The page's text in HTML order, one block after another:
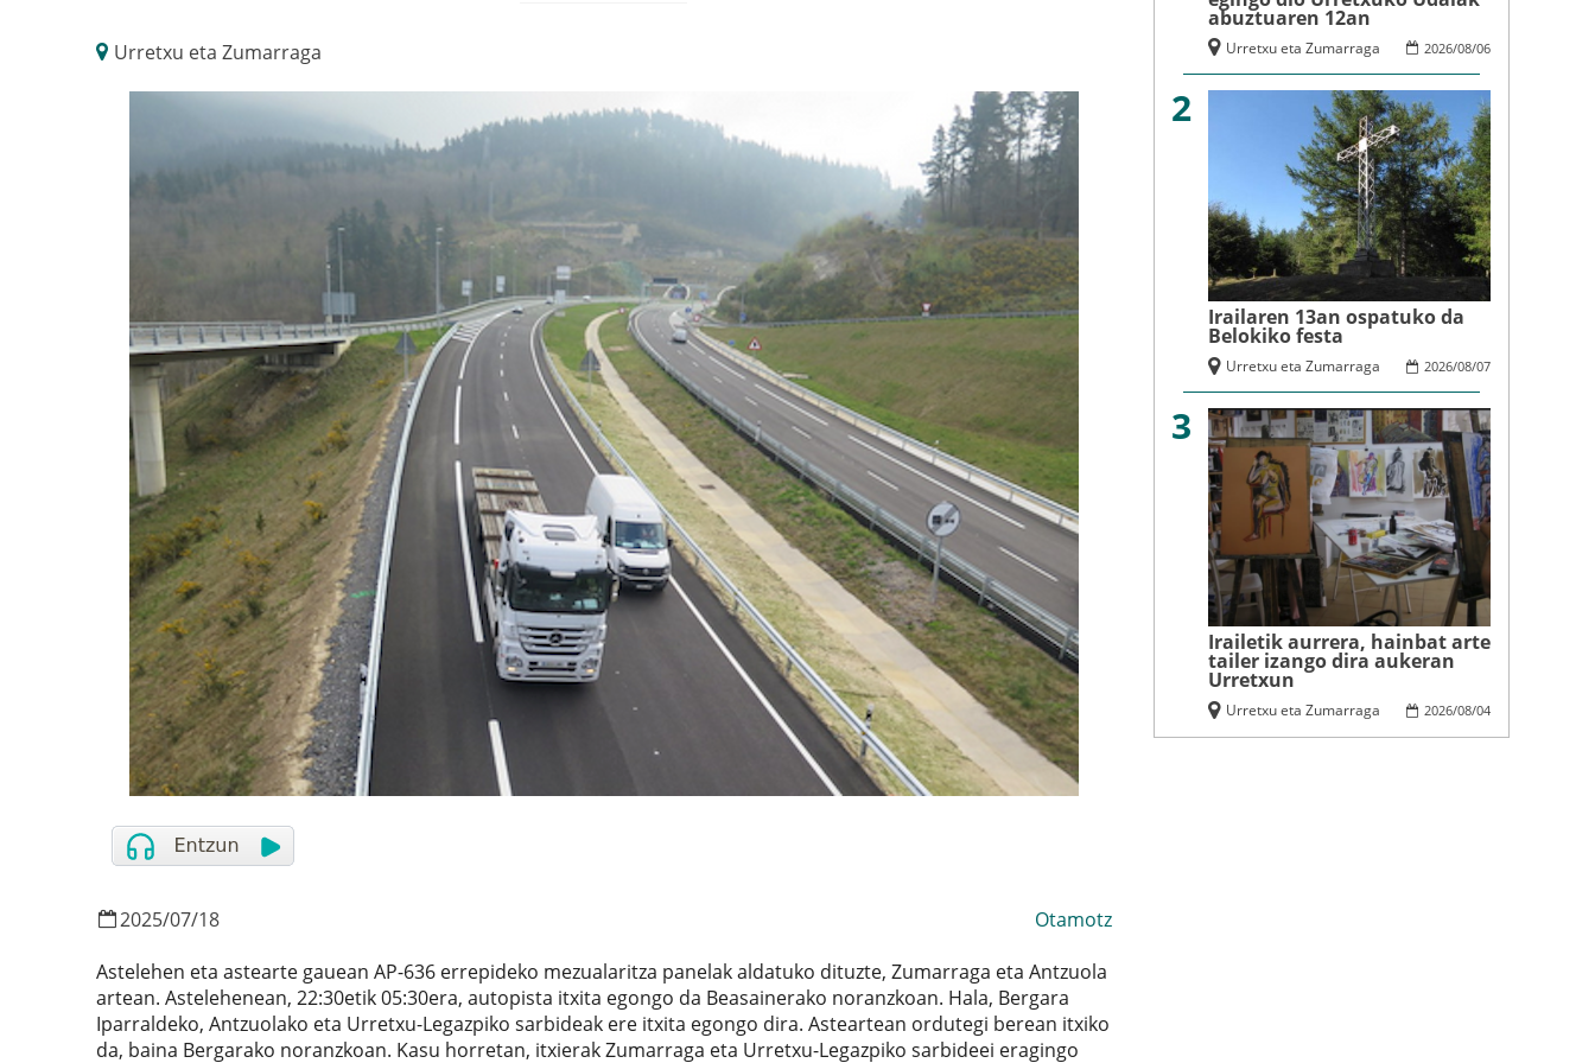
Urretxu eta Zumarraga
2025/07/18
Otamotz
Astelehen eta astearte gauean AP-636 errepideko mezualaritza panelak aldatuko dituzte, Zumarraga eta Antzuola
artean. Astelehenean, 22:30etik 05:30era, autopista itxita egongo da Beasainerako noranzkoan. Hala, Bergara
Iparraldeko, Antzuolako eta Urretxu-Legazpiko sarbideak ere itxita egongo dira. Asteartean ordutegi berean itxiko
da, baina Bergarako noranzkoan. Kasu horretan, itxierak Zumarraga eta Urretxu-Legazpiko sarbideei eragingo
abuztuaren 12an
2026/08/06
Urretxu eta Zumarraga
2
Irailaren 13an ospatuko da
Belokiko festa
2026/08/07
Urretxu eta Zumarraga
3
Irailetik aurrera, hainbat arte
tailer izango dira aukeran
Urretxun
2026/08/04
Urretxu eta Zumarraga